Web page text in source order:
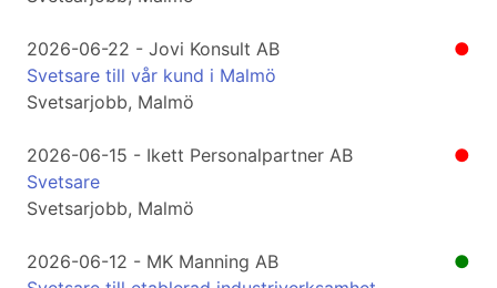
●
2026-06-22 - Jovi Konsult AB
Svetsare till vår kund i Malmö
Svetsarjobb, Malmö
●
2026-06-15 - Ikett Personalpartner AB
Svetsare
Svetsarjobb, Malmö
●
2026-06-12 - MK Manning AB